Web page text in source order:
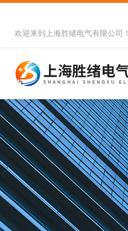
欢迎来到 上海胜绪电气有限公司 ！